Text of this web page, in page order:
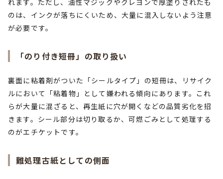
れます。ただし、油性マジックやクレヨンで厚塗りされたも
のは、インクが落ちにくいため、大量に混入しないよう注意
が必要です。
「のり付き短冊」の取り扱い
裏面に粘着剤がついた「シールタイプ」の短冊は、リサイク
ルにおいて「粘着物」として嫌われる傾向にあります。これ
らが大量に混ざると、再生紙に穴が開くなどの品質劣化を招
きます。シール部分は切り取るか、可燃ごみとして処理する
のがエチケットです。
難処理古紙としての側面